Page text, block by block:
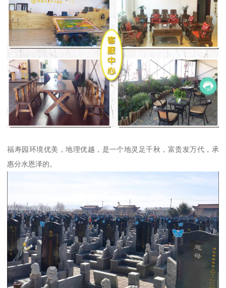
福寿园环境优美，地理优越，是一个地灵足千秋，富贵发万代，承
惠分水恩泽的。